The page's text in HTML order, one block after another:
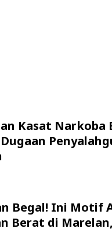
Kasat Narkoba
Begal! Ini Motif
Berat di